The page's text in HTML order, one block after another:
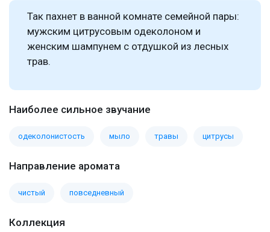
Так пахнет в ванной комнате семейной пары:
мужским цитрусовым одеколоном и
женским шампунем с отдушкой из лесных
трав.
Наиболее сильное звучание
одеколонистость мыло травы цитрусы
Направление аромата
чистый повседневный
Коллекция